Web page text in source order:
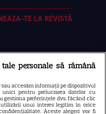
TE LA REVISTĂ
femei
personale să rămână
accesăm informații pe dispozitivul
pentru prelucrarea datelor cu
gestiona preferințele dvs. făcând clic
unui interes legitim în orice
Aceste alegeri vor fi